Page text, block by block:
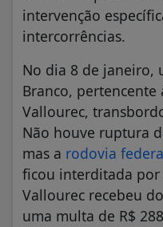
intervenção
intercorrências.
No dia 8 de janeiro,
Branco,
Vallourec,
Não houve ruptura
mas a rodovia
ficou interditada por
Vallourec recebeu
uma multa de R$